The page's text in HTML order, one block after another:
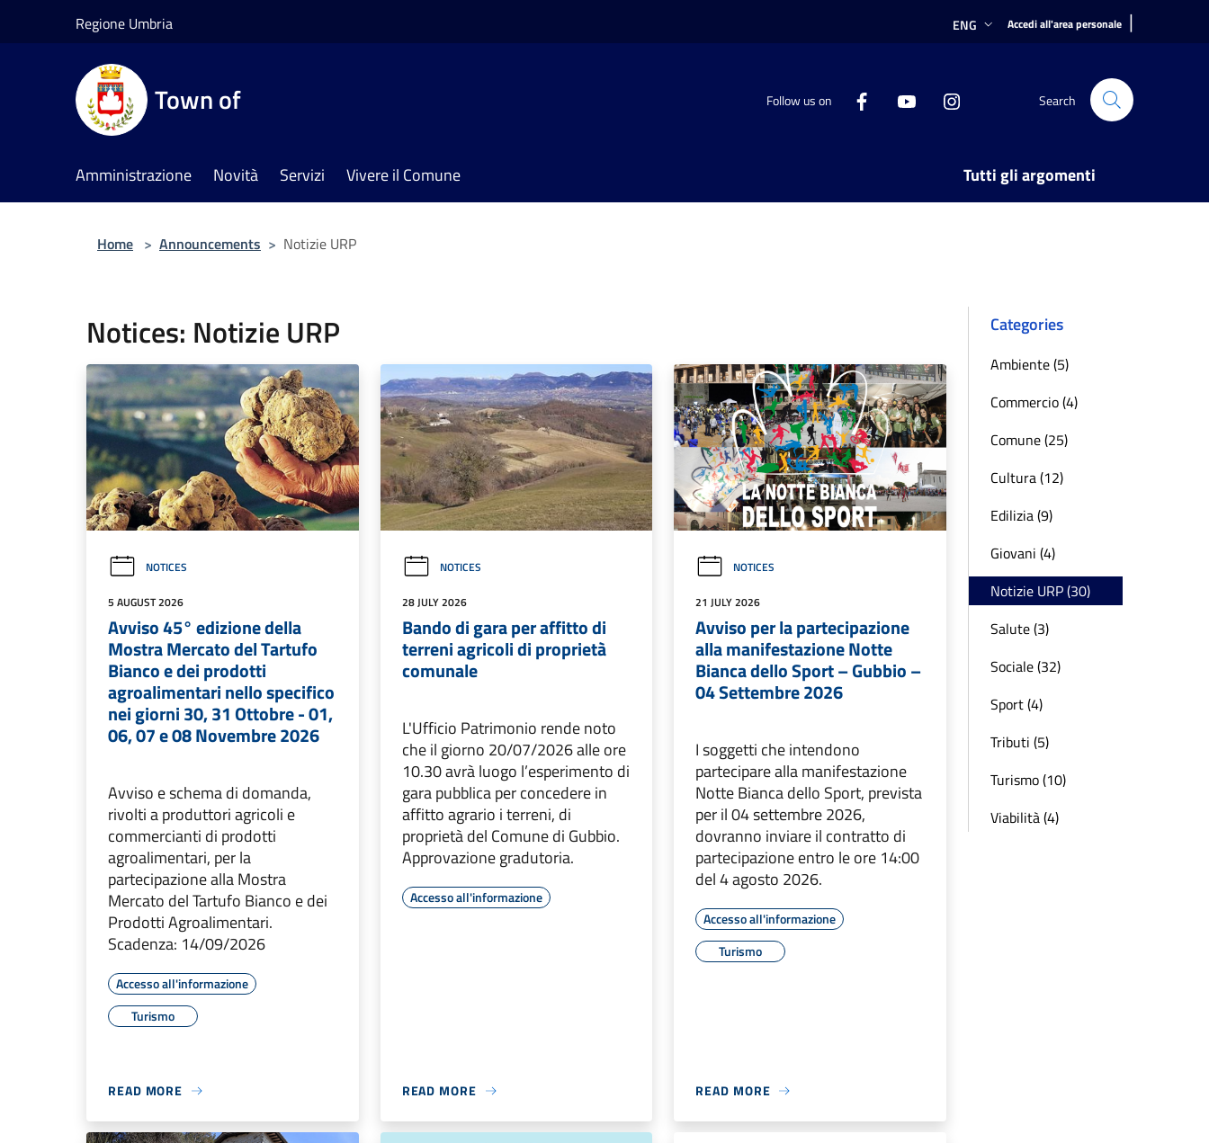
Regione Umbria ENG Accedi all'area personale |
Town of Follow us on Search
Amministrazione Novità Servizi Vivere il Comune Tutti gli argomenti
Home > Announcements > Notizie URP
Notices: Notizie URP
NOTICES
5 AUGUST 2026
Avviso 45° edizione della
Mostra Mercato del Tartufo
Bianco e dei prodotti
agroalimentari nello specifico
nei giorni 30, 31 Ottobre - 01,
06, 07 e 08 Novembre 2026
Avviso e schema di domanda,
rivolti a produttori agricoli e
commercianti di prodotti
agroalimentari, per la
partecipazione alla Mostra
Mercato del Tartufo Bianco e dei
Prodotti Agroalimentari.
Scadenza: 14/09/2026
Accesso all'informazione
Turismo
READ MORE
NOTICES
28 JULY 2026
Bando di gara per affitto di
terreni agricoli di proprietà
comunale
L'Ufficio Patrimonio rende noto
che il giorno 20/07/2026 alle ore
10.30 avrà luogo l’esperimento di
gara pubblica per concedere in
affitto agrario i terreni, di
proprietà del Comune di Gubbio.
Approvazione gradutoria.
Accesso all'informazione
READ MORE
NOTICES
21 JULY 2026
Avviso per la partecipazione
alla manifestazione Notte
Bianca dello Sport – Gubbio –
04 Settembre 2026
I soggetti che intendono
partecipare alla manifestazione
Notte Bianca dello Sport, prevista
per il 04 settembre 2026,
dovranno inviare il contratto di
partecipazione entro le ore 14:00
del 4 agosto 2026.
Accesso all'informazione
Turismo
READ MORE
Categories
Ambiente (5)
Commercio (4)
Comune (25)
Cultura (12)
Edilizia (9)
Giovani (4)
Notizie URP (30)
Salute (3)
Sociale (32)
Sport (4)
Tributi (5)
Turismo (10)
Viabilità (4)